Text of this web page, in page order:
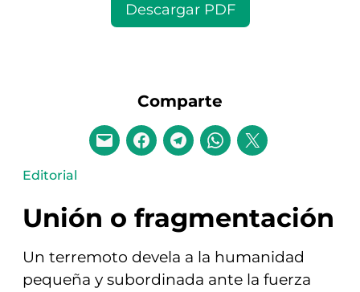
Descargar PDF
Comparte
Editorial
Unión o fragmentación
Un terremoto devela a la humanidad
pequeña y subordinada ante la fuerza